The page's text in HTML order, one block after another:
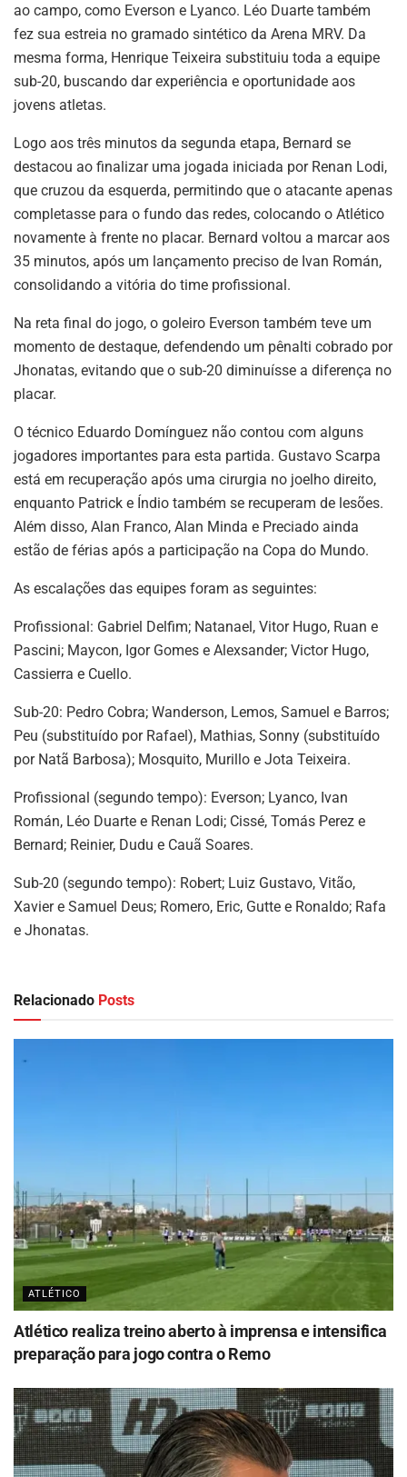
ao campo, como Everson e Lyanco. Léo Duarte também
fez sua estreia no gramado sintético da Arena MRV. Da
mesma forma, Henrique Teixeira substituiu toda a equipe
sub-20, buscando dar experiência e oportunidade aos
jovens atletas.
Logo aos três minutos da segunda etapa, Bernard se
destacou ao finalizar uma jogada iniciada por Renan Lodi,
que cruzou da esquerda, permitindo que o atacante apenas
completasse para o fundo das redes, colocando o Atlético
novamente à frente no placar. Bernard voltou a marcar aos
35 minutos, após um lançamento preciso de Ivan Román,
consolidando a vitória do time profissional.
Na reta final do jogo, o goleiro Everson também teve um
momento de destaque, defendendo um pênalti cobrado por
Jhonatas, evitando que o sub-20 diminuísse a diferença no
placar.
O técnico Eduardo Domínguez não contou com alguns
jogadores importantes para esta partida. Gustavo Scarpa
está em recuperação após uma cirurgia no joelho direito,
enquanto Patrick e Índio também se recuperam de lesões.
Além disso, Alan Franco, Alan Minda e Preciado ainda
estão de férias após a participação na Copa do Mundo.
As escalações das equipes foram as seguintes:
Profissional: Gabriel Delfim; Natanael, Vitor Hugo, Ruan e
Pascini; Maycon, Igor Gomes e Alexsander; Victor Hugo,
Cassierra e Cuello.
Sub-20: Pedro Cobra; Wanderson, Lemos, Samuel e Barros;
Peu (substituído por Rafael), Mathias, Sonny (substituído
por Natã Barbosa); Mosquito, Murillo e Jota Teixeira.
Profissional (segundo tempo): Everson; Lyanco, Ivan
Román, Léo Duarte e Renan Lodi; Cissé, Tomás Perez e
Bernard; Reinier, Dudu e Cauã Soares.
Sub-20 (segundo tempo): Robert; Luiz Gustavo, Vitão,
Xavier e Samuel Deus; Romero, Eric, Gutte e Ronaldo; Rafa
e Jhonatas.
Relacionado Posts
ATLÉTICO
Atlético realiza treino aberto à imprensa e intensifica
preparação para jogo contra o Remo